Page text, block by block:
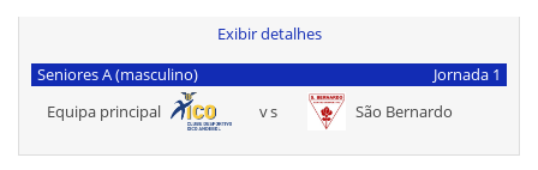
Exibir detalhes
Seniores A (masculino)
Jornada 1
Equipa principal
vs São Bernardo